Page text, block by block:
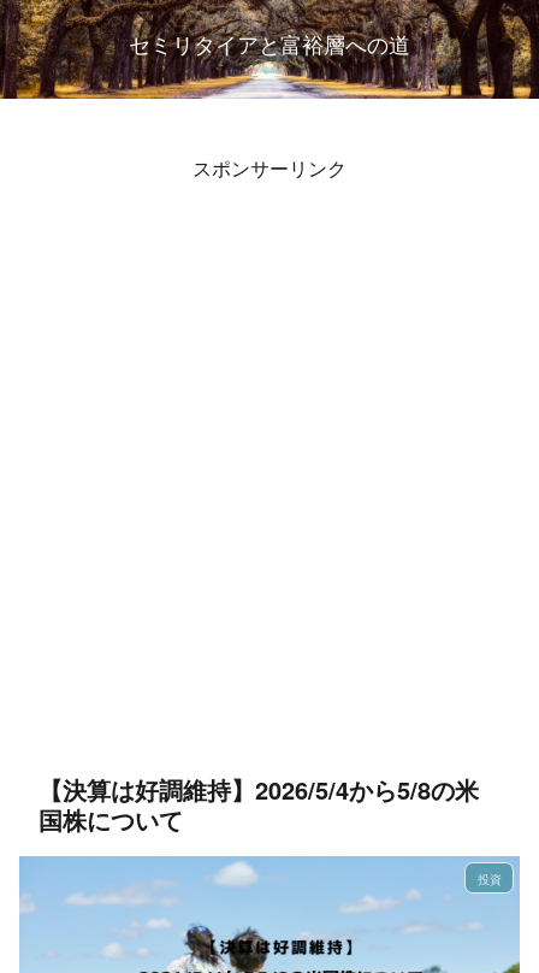
セミリタイアと富裕層への道
スポンサーリンク
【決算は好調維持】2026/5/4から5/8の米
国株について
投資